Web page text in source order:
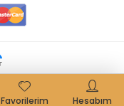
Favorilerim
Hesabım